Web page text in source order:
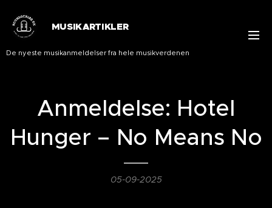
MUSIKARTIKLER
De nyeste musikanmeldelser fra hele musikverdenen
Anmeldelse: Hotel
Hunger – No Means No
05-09-2025